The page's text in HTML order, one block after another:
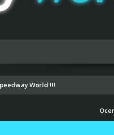
World !!!